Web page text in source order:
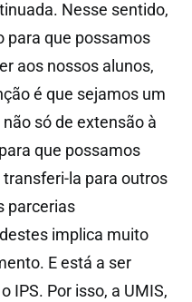
Nesse sentido,
para que possamos
aos nossos alunos,
é que sejamos um
só de extensão à
que possamos
la para outros
parcerias
implica muito
E está a ser
IPS. Por isso, a UMIS,